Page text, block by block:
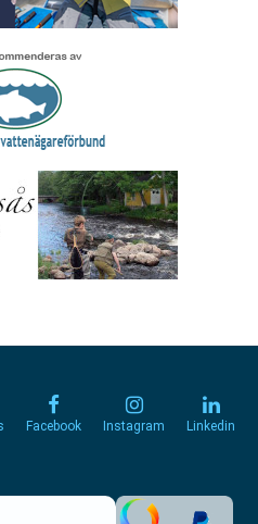
Facebook Instagram Linkedin